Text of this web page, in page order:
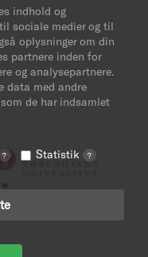
indhold og
sociale medier og til
oplysninger om din
partnere inden for
og analysepartnere.
data med andre
de har indsamlet
? Statistik ?